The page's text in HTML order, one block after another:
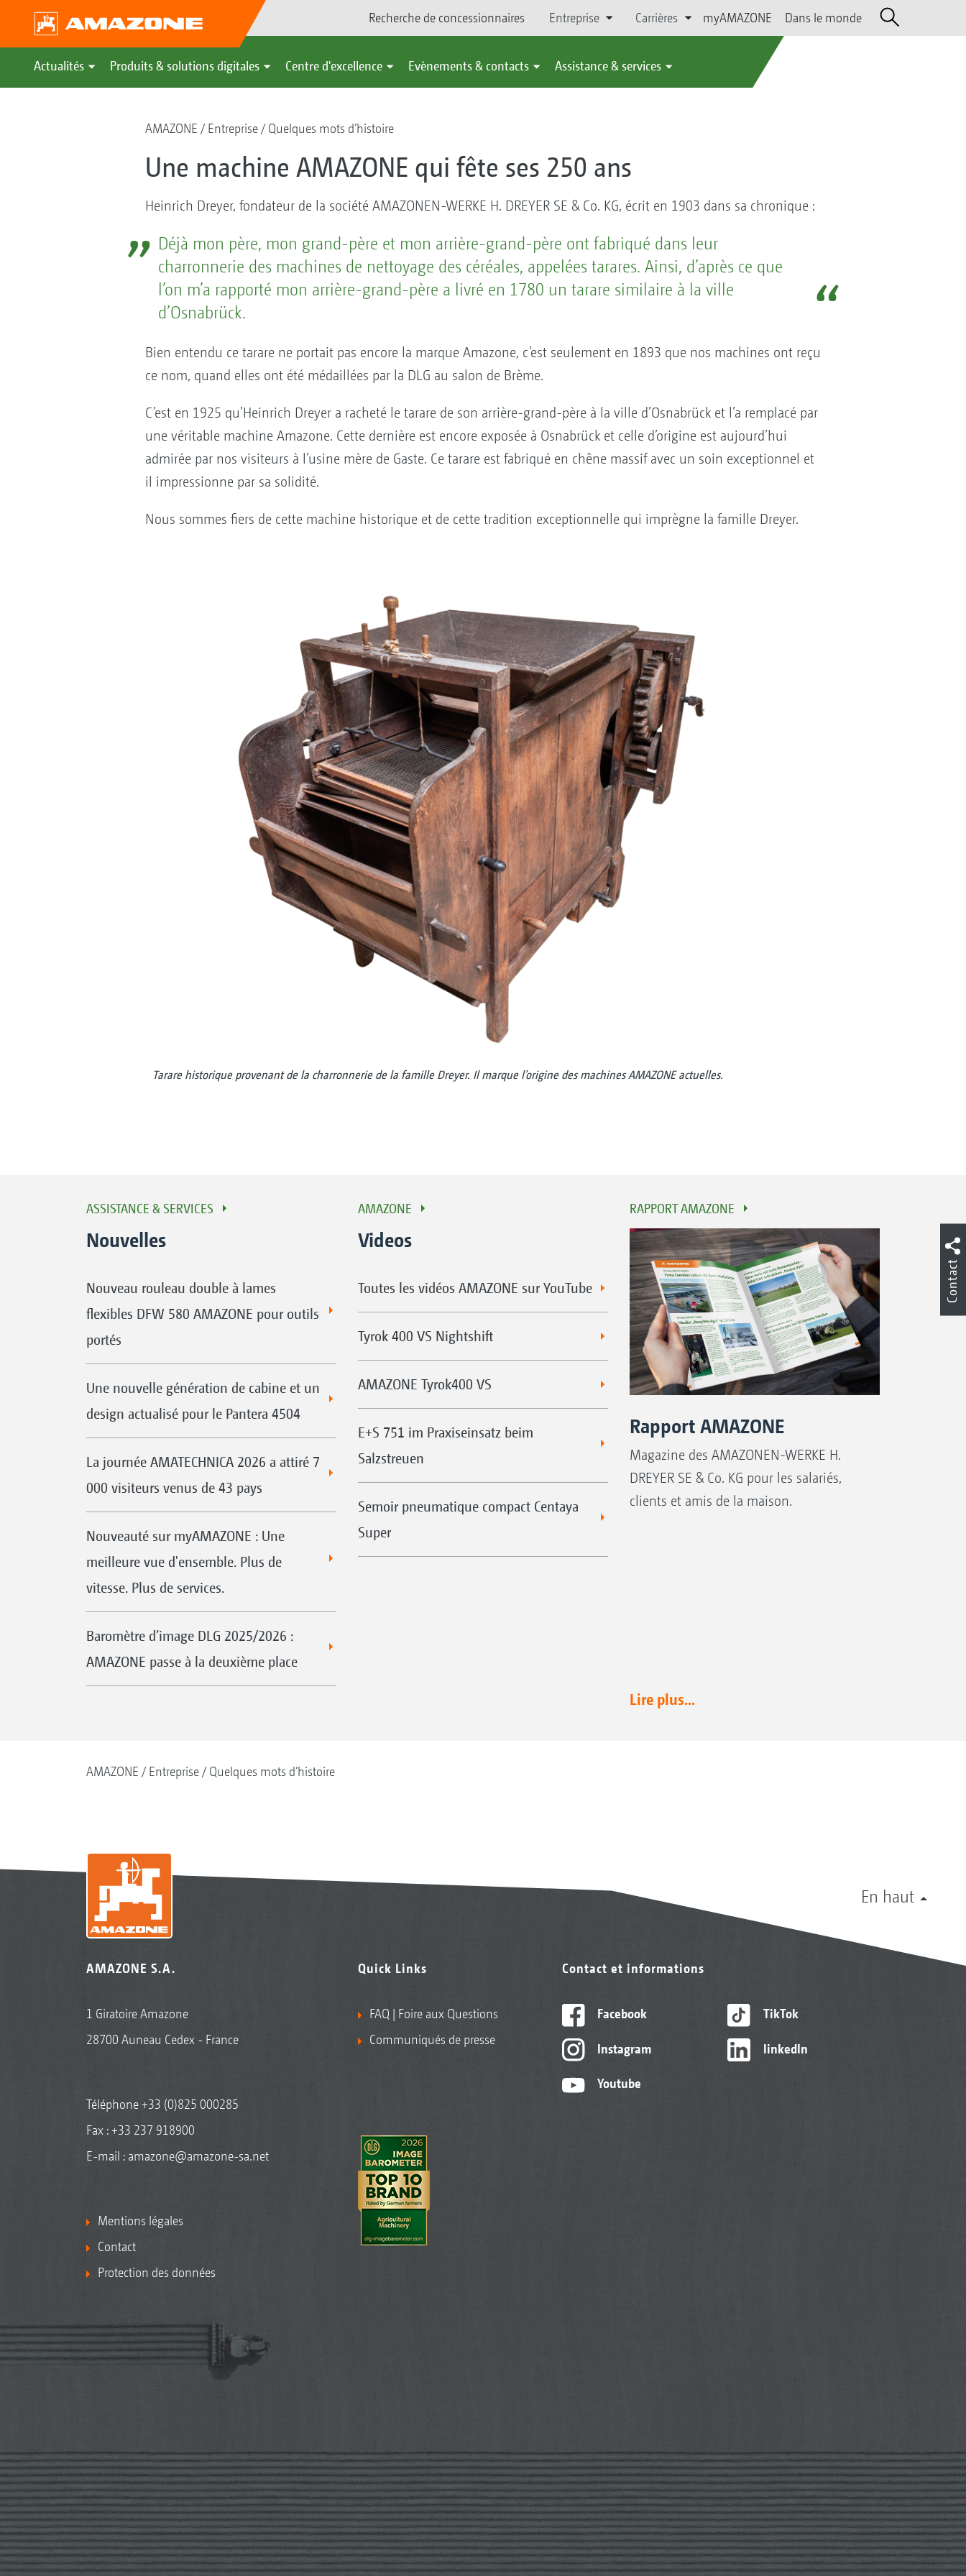
Recherche de concessionnaires Entreprise Carrières myAMAZONE Dans le monde
Actualités Produits & solutions digitales Centre d'excellence Evènements & contacts Assistance & services
AMAZONE Entreprise Quelques mots d’histoire
Une machine AMAZONE qui fête ses 250 ans
Heinrich Dreyer, fondateur de la société AMAZONEN-WERKE H. DREYER SE & Co. KG, écrit en 1903 dans sa chronique :
Déjà mon père, mon grand-père et mon arrière-grand-père ont fabriqué dans leur
charronnerie des machines de nettoyage des céréales, appelées tarares. Ainsi, d’après ce que
l’on m’a rapporté mon arrière-grand-père a livré en 1780 un tarare similaire à la ville
d’Osnabrück.
Bien entendu ce tarare ne portait pas encore la marque Amazone, c’est seulement en 1893 que nos machines ont reçu
ce nom, quand elles ont été médaillées par la DLG au salon de Brème.
C’est en 1925 qu’Heinrich Dreyer a racheté le tarare de son arrière-grand-père à la ville d’Osnabrück et l’a remplacé par
une véritable machine Amazone. Cette dernière est encore exposée à Osnabrück et celle d’origine est aujourd’hui
admirée par nos visiteurs à l’usine mère de Gaste. Ce tarare est fabriqué en chêne massif avec un soin exceptionnel et
il impressionne par sa solidité.
Nous sommes fiers de cette machine historique et de cette tradition exceptionnelle qui imprègne la famille Dreyer.
Tarare historique provenant de la charronnerie de la famille Dreyer. Il marque l’origine des machines AMAZONE actuelles.
ASSISTANCE & SERVICES
Nouvelles
Nouveau rouleau double à lames
flexibles DFW 580 AMAZONE pour outils
portés
Une nouvelle génération de cabine et un
design actualisé pour le Pantera 4504
La journée AMATECHNICA 2026 a attiré 7
000 visiteurs venus de 43 pays
Nouveauté sur myAMAZONE : Une
meilleure vue d'ensemble. Plus de
vitesse. Plus de services.
Baromètre d’image DLG 2025/2026 :
AMAZONE passe à la deuxième place
AMAZONE
Videos
Toutes les vidéos AMAZONE sur YouTube
Tyrok 400 VS Nightshift
AMAZONE Tyrok400 VS
E+S 751 im Praxiseinsatz beim
Salzstreuen
Semoir pneumatique compact Centaya
Super
RAPPORT AMAZONE
Rapport AMAZONE
Magazine des AMAZONEN-WERKE H.
DREYER SE & Co. KG pour les salariés,
clients et amis de la maison.
Lire plus...
AMAZONE Entreprise Quelques mots d’histoire
En haut
AMAZONE S.A.
1 Giratoire Amazone
28700 Auneau Cedex - France
Téléphone+33 (0)825 000285
Fax : +33 237 918900
E-mail : amazone@amazone-sa.net
Mentions légales
Contact
Protection des données
Quick Links
FAQ | Foire aux Questions
Communiqués de presse
Contact et informations
Facebook
Instagram
Youtube
TikTok
linkedIn
Contact